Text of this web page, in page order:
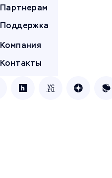
Партнерам
Поддержка
Компания
Контакты